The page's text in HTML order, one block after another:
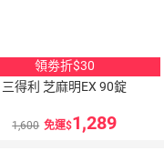
領劵折$30
三得利 芝麻明EX 90錠
1,600 免運 1,289